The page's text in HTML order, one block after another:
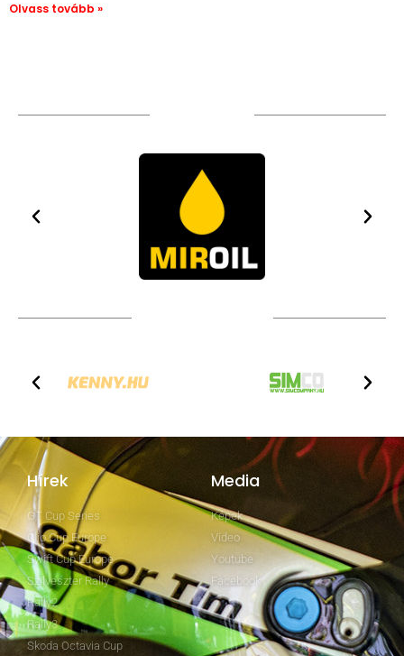
Olvass tovább »
Hírek
GT Cup Series
Clio Cup Europe
Swift Cup Europe
Szilveszter Rally
Rally2
Rally3
Skoda Octavia Cup
Media
Képek
Video
Youtube
Facebook